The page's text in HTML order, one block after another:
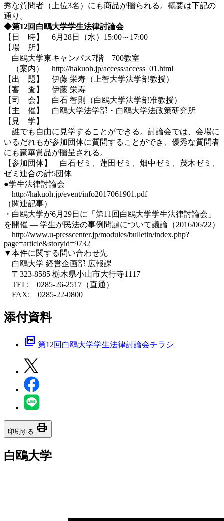
秀な質問者（上位3名）にも商品が贈られる。概要は下記の
通り。
◆第12回白鴎大学学生法律討論会
【日 時】 6月28日（水）15:00～17:00
【場 所】
白鴎大学東キャンパス7階 700教室
（案内） http://hakuoh.jp/access/access_01.html
【出 題】 伊藤 栄寿（上智大学法学部教授）
【審 査】 伊藤 栄寿
【司 会】 白石 智則（白鴎大学法学部准教授）
【主 催】 白鴎大学法学部・白鴎大学法政策研究所
【見 学】
誰でも自由に見学することができる。討論会では、会場に
いるだれもが参加団体に質問することができ、優秀な質問者
にも豪華賞品が贈呈される。
【参加団体】 白石ゼミ、蓮田ゼミ、畑中ゼミ、茂木ゼミ、
ゼミ連合の計5団体
●学生法律討論会
http://hakuoh.jp/event/info2017061901.pdf
（関連記事）
・白鴎大学が6月29日に「第11回白鴎大学学生法律討論会」
を開催 — 学生が民法の事例問題について議論（2016/06/22）
http://www.u-presscenter.jp/modules/bulletin/index.php?
page=article&storyid=9732
▼本件に関する問い合わせ先
白鴎大学 経営企画部 広報課
〒323-8585 栃木県小山市大行寺1117
TEL: 0285-26-2517（直通）
FAX: 0285-22-0800
添付資料
picture_as_pdf 第12回白鴎大学学生法律討論会チラシ
印刷する print
白鴎大学